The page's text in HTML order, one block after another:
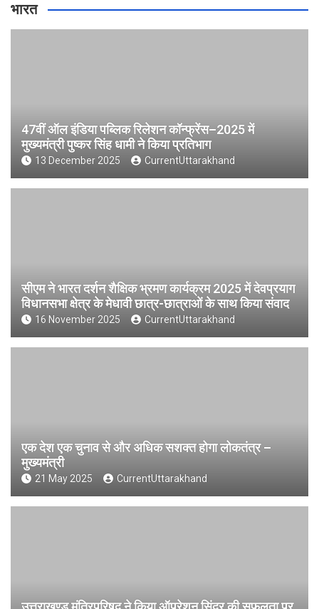
भारत
47वीं ऑल इंडिया पब्लिक रिलेशन कॉन्फ्रेंस–2025 में
मुख्यमंत्री पुष्कर सिंह धामी ने किया प्रतिभाग
13 December 2025 CurrentUttarakhand
सीएम ने भारत दर्शन शैक्षिक भ्रमण कार्यक्रम 2025 में देवप्रयाग
विधानसभा क्षेत्र के मेधावी छात्र-छात्राओं के साथ किया संवाद
16 November 2025 CurrentUttarakhand
एक देश एक चुनाव से और अधिक सशक्त होगा लोकतंत्र –
मुख्यमंत्री
21 May 2025 CurrentUttarakhand